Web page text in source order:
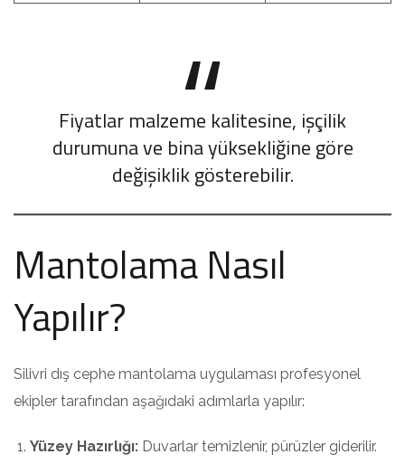
Fiyatlar malzeme kalitesine, işçilik
durumuna ve bina yüksekliğine göre
değişiklik gösterebilir.
Mantolama Nasıl
Yapılır?
Silivri dış cephe mantolama uygulaması profesyonel
ekipler tarafından aşağıdaki adımlarla yapılır:
Yüzey Hazırlığı: Duvarlar temizlenir, pürüzler giderilir.